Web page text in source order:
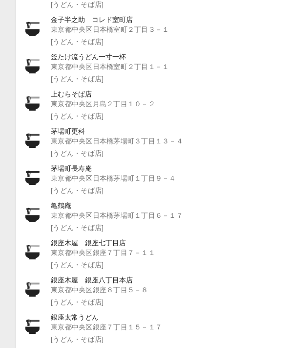
[うどん・そば店]
金子半之助 コレド室町店
東京都中央区日本橋室町２丁目３－１
[うどん・そば店]
釜たけ流うどん一寸一杯
東京都中央区日本橋室町２丁目１－１
[うどん・そば店]
上むらそば店
東京都中央区月島２丁目１０－２
[うどん・そば店]
茅場町更科
東京都中央区日本橋茅場町３丁目１３－４
[うどん・そば店]
茅場町長寿庵
東京都中央区日本橋茅場町１丁目９－４
[うどん・そば店]
亀鶴庵
東京都中央区日本橋茅場町１丁目６－１７
[うどん・そば店]
銀座木屋 銀座七丁目店
東京都中央区銀座７丁目７－１１
[うどん・そば店]
銀座木屋 銀座八丁目本店
東京都中央区銀座８丁目５－８
[うどん・そば店]
銀座太常うどん
東京都中央区銀座７丁目１５－１７
[うどん・そば店]